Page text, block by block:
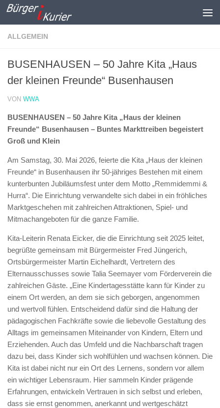
Zum Inhalt springen
ALLGEMEIN
BUSENHAUSEN – 50 Jahre Kita „Haus
der kleinen Freunde“ Busenhausen
VON WWA
BUSENHAUSEN – 50 Jahre Kita „Haus der kleinen
Freunde“ Busenhausen – Buntes Markttreiben begeistert
Groß und Klein
Am Samstag, 30. Mai 2026, feierte die Kita „Haus der kleinen
Freunde“ in Busenhausen ihr 50-jähriges Bestehen mit einem
kunterbunten Jubiläumsfest unter dem Motto „Remmidemmi &
Hurra“. Die Einrichtung verwandelte sich dabei in ein fröhliches
Marktgeschehen mit zahlreichen Attraktionen, Spiel- und
Mitmachangeboten für die ganze Familie.
Kita-Leiterin Renata Eicker, die die Einrichtung seit 2025 leitet,
begrüßte gemeinsam mit Bürgermeister Fred Jüngerich,
Ortsbürgermeister Martin Eichelhardt, Vertretern des
Elternausschusses sowie Talia Seemayer vom Förderverein die
zahlreichen Gäste. „Eine Kindertagesstätte kann für Kinder zu
einem Ort werden, an dem sie sich geborgen, angenommen
und wertvoll fühlen. Entscheidend dafür sind die Haltung der
pädagogischen Fachkräfte sowie die liebevolle Gestaltung des
Alltags im gemeinsamen Miteinander von Kindern, Eltern und
Erziehenden. Auch das Umfeld und die Nachbarschaft tragen
dazu bei, dass Kinder sich wohlfühlen und wachsen können. Die
Kita ist dabei nicht nur ein Ort des Lernens, sondern vor allem
ein wichtiger Lebensraum. Hier sammeln Kinder prägende
Erfahrungen, entwickeln Vertrauen in sich selbst und erleben,
dass sie ernst genommen, anerkannt und wertgeschätzt